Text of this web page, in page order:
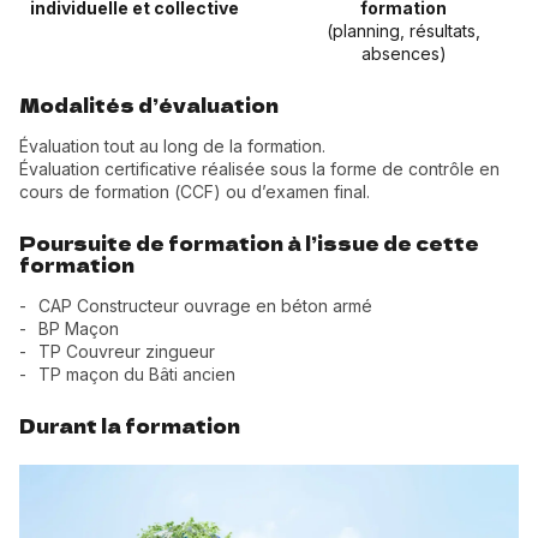
individuelle et collective
formation
(planning, résultats,
absences)
Modalités d’évaluation
Évaluation tout au long de la formation.
Évaluation certificative réalisée sous la forme de contrôle en
cours de formation (CCF) ou d’examen final.
Poursuite de formation à l’issue de cette
formation
CAP Constructeur ouvrage en béton armé
BP Maçon
TP Couvreur zingueur
TP maçon du Bâti ancien
Durant la formation